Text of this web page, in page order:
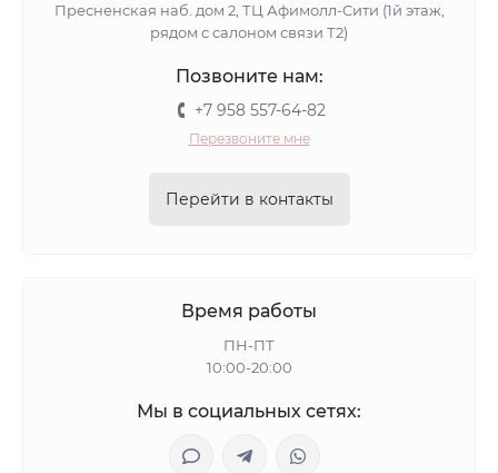
Пресненская наб. дом 2, ТЦ Афимолл-Сити (1й этаж,
рядом с салоном связи Т2)
Позвоните нам:
+7 958 557-64-82
Перезвоните мне
Перейти в контакты
Время работы
ПН-ПТ
10:00-20:00
Мы в социальных сетях: